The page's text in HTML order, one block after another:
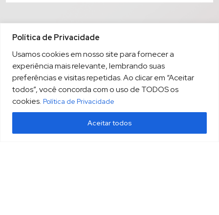
Política de Privacidade
Usamos cookies em nosso site para fornecer a
experiência mais relevante, lembrando suas
preferências e visitas repetidas. Ao clicar em “Aceitar
todos”, você concorda com o uso de TODOS os
cookies. Política de Privacidade
Aceitar todos